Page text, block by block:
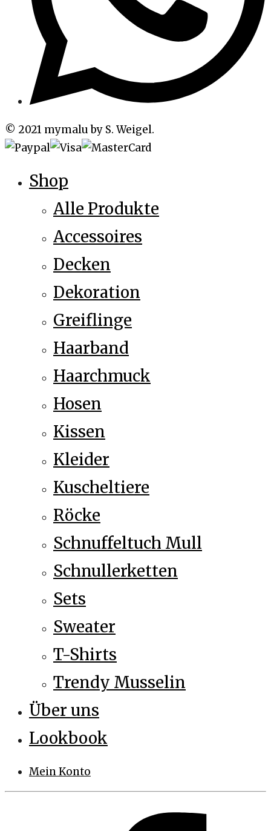
© 2021 mymalu by S. Weigel.
Shop
Alle Produkte
Accessoires
Decken
Dekoration
Greiflinge
Haarband
Haarchmuck
Hosen
Kissen
Kleider
Kuscheltiere
Röcke
Schnuffeltuch Mull
Schnullerketten
Sets
Sweater
T-Shirts
Trendy Musselin
Über uns
Lookbook
Mein Konto